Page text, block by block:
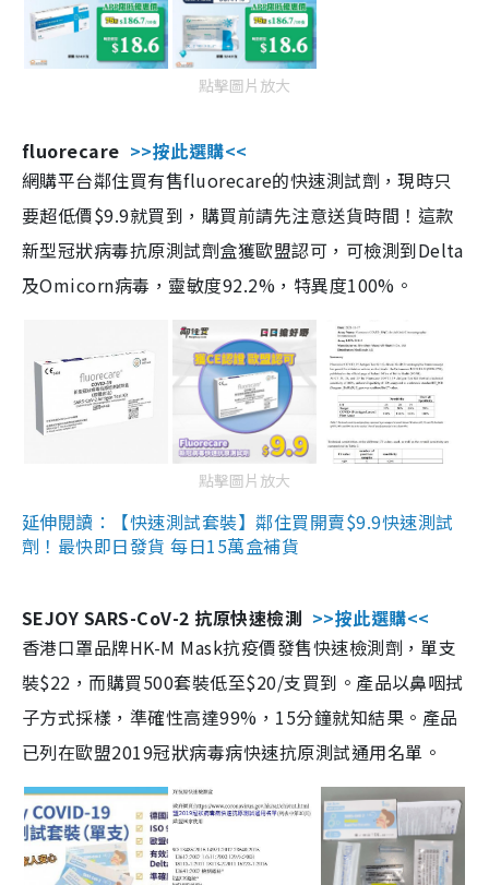
點擊圖片放大
fluorecare >>按此選購<<
網購平台鄰住買有售fluorecare的快速測試劑，現時只
要超低價$9.9就買到，購買前請先注意送貨時間！這款
新型冠狀病毒抗原測試劑盒獲歐盟認可，可檢測到Delta
及Omicorn病毒，靈敏度92.2%，特異度100%。
點擊圖片放大
延伸閱讀：【快速測試套裝】鄰住買開賣$9.9快速測試
劑！最快即日發貨 每日15萬盒補貨
SEJOY SARS-CoV-2 抗原快速檢測 >>按此選購<<
香港口罩品牌HK-M Mask抗疫價發售快速檢測劑，單支
裝$22，而購買500套裝低至$20/支買到。產品以鼻咽拭
子方式採樣，準確性高達99%，15分鐘就知結果。產品
已列在歐盟2019冠狀病毒病快速抗原測試通用名單。